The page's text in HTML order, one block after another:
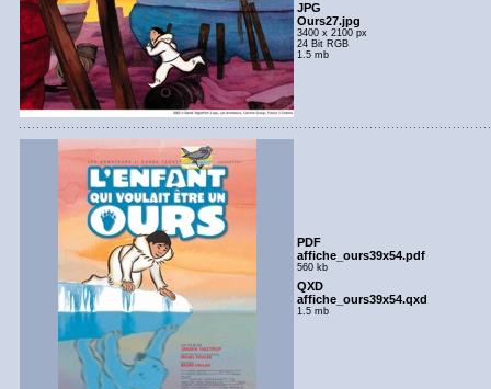
JPG
Ours27.jpg
3400 x 2100 px
24 Bit RGB
1.5 mb
PDF
affiche_ours39x54.pdf
560 kb
QXD
affiche_ours39x54.qxd
1.5 mb